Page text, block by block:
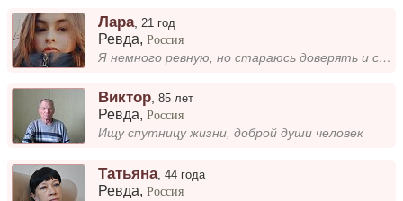
Лара, 21 год
Ревда,Россия
Я немного ревную, но стараюсь доверять и строить открытые отношения.
Виктор ,85 лет
Ревда,Россия
Ищу спутницу жизни, доброй души человек
Татьяна,44 года
Ревда,Россия